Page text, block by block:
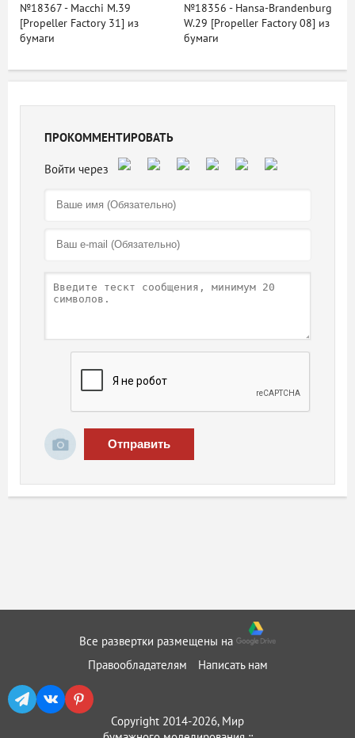
№18367 - Macchi M.39
[Propeller Factory 31] из
бумаги
№18356 - Hansa-Brandenburg
W.29 [Propeller Factory 08] из
бумаги
ПРОКОММЕНТИРОВАТЬ
Отправить
Все развертки размещены на
Правообладателям
Написать нам
Copyright 2014-2026, Мир